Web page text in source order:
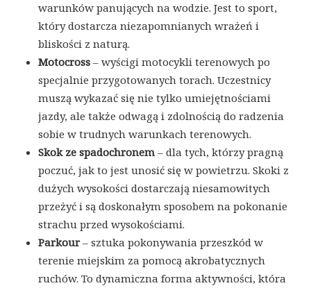
warunków panujących na wodzie. Jest to sport,
który dostarcza niezapomnianych wrażeń i
bliskości z naturą.
Motocross – wyścigi motocykli terenowych po
specjalnie przygotowanych torach. Uczestnicy
muszą wykazać się nie tylko umiejętnościami
jazdy, ale także odwagą i zdolnością do radzenia
sobie w trudnych warunkach terenowych.
Skok ze spadochronem – dla tych, którzy pragną
poczuć, jak to jest unosić się w powietrzu. Skoki z
dużych wysokości dostarczają niesamowitych
przeżyć i są doskonałym sposobem na pokonanie
strachu przed wysokościami.
Parkour– sztuka pokonywania przeszkód w
terenie miejskim za pomocą akrobatycznych
ruchów. To dynamiczna forma aktywności, która